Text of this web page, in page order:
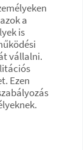
a
is
vállalni.
Ezen